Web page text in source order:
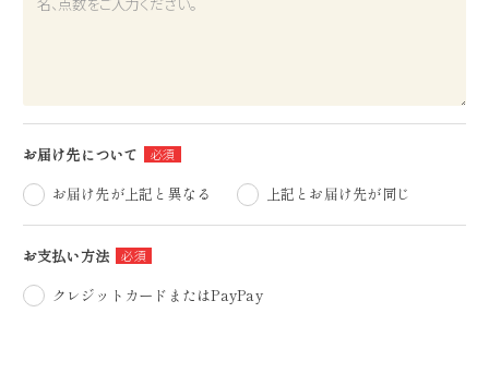
お届け先について
お届け先が上記と異なる
上記とお届け先が同じ
お支払い方法
クレジットカードまたはPayPay